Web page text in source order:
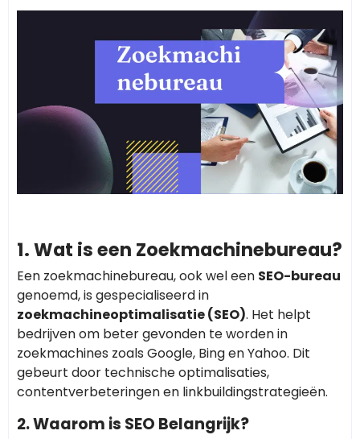
1. Wat is een Zoekmachinebureau?
Een zoekmachinebureau, ook wel een SEO-bureau
genoemd, is gespecialiseerd in
zoekmachineoptimalisatie (SEO). Het helpt
bedrijven om beter gevonden te worden in
zoekmachines zoals Google, Bing en Yahoo. Dit
gebeurt door technische optimalisaties,
contentverbeteringen en linkbuildingstrategieën.
2. Waarom is SEO Belangrijk?